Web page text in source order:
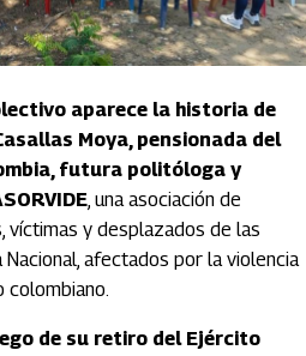
aparece la historia de
Moya, pensionada del
futura politóloga y
, una asociación de
víctimas y desplazados de las
afectados por la violencia
colombiano.
de su retiro del Ejército